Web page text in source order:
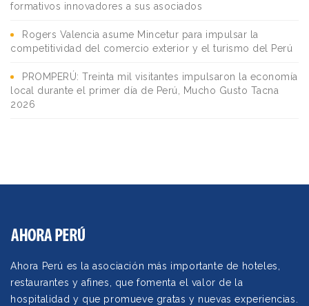
formativos innovadores a sus asociados
Rogers Valencia asume Mincetur para impulsar la
competitividad del comercio exterior y el turismo del Perú
PROMPERÚ: Treinta mil visitantes impulsaron la economía
local durante el primer día de Perú, Mucho Gusto Tacna
2026
Ahora Perú es la asociación más importante de hoteles,
restaurantes y afines, que fomenta el valor de la
hospitalidad y que promueve gratas y nuevas experiencias.